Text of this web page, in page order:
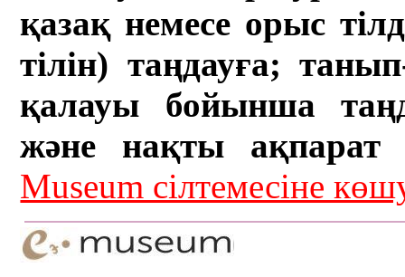
қазақ немесе орыс
тілін) таңдауға;
қалауы бойынша
және нақты ақпарат
Museum сілтемесіне